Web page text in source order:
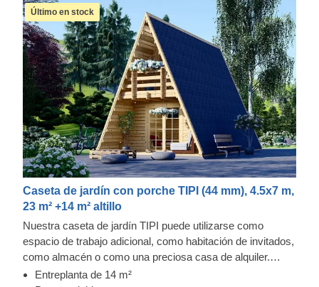
Último en stock
Caseta de jardín con porche TIPI (44 mm), 4.5x7 m,
23 m² +14 m² altillo
Nuestra caseta de jardín TIPI puede utilizarse como
espacio de trabajo adicional, como habitación de invitados,
como almacén o como una preciosa casa de alquiler.
Amueble su nueva terraza con muebles modernos, reúna
Entreplanta de 14 m²